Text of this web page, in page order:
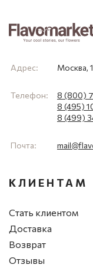
Адрес: Москва,
Телефон:
8 (800)
8 (495)
8 (499)
Почта:
КЛИЕНТАМ
Стать клиентом
Доставка
Возврат
Отзывы